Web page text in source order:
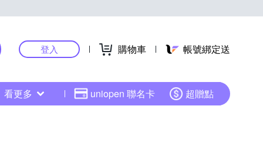
登入 購物車 帳號綁定送
看更多 uniopen 聯名卡 超贈點